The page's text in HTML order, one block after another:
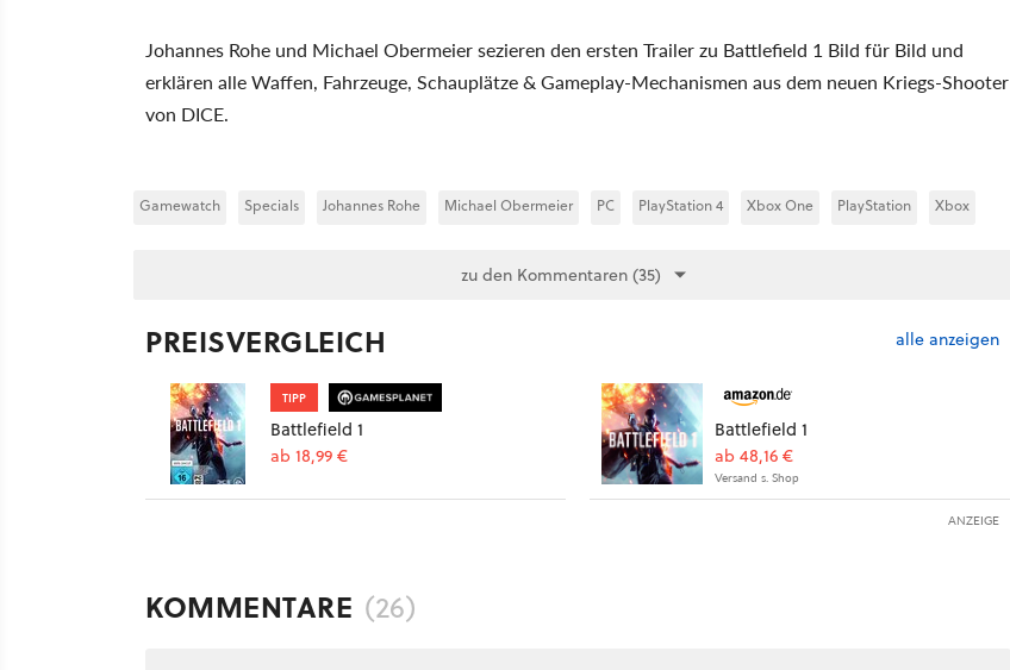
Johannes Rohe und Michael Obermeier sezieren den ersten Trailer zu Battlefield 1 Bild für Bild und
erklären alle Waffen, Fahrzeuge, Schauplätze & Gameplay-Mechanismen aus dem neuen Kriegs-Shooter
von DICE.
Gamewatch Specials Johannes Rohe Michael Obermeier PC PlayStation 4 Xbox One PlayStation Xbox
zu den Kommentaren (35)
PREISVERGLEICH alle anzeigen
TIPP
Battlefield 1
ab 18,99 €
Battlefield 1
ab 48,16 €
Versand s. Shop
ANZEIGE
KOMMENTARE (26)